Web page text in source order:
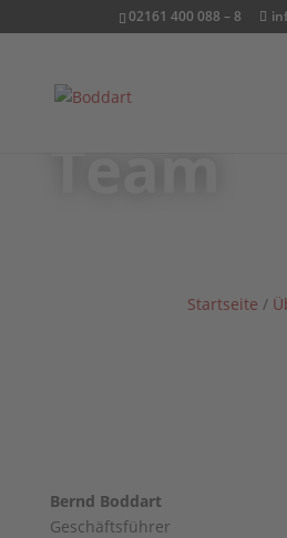
02161 400 088 – 8
Startseite /
Bernd Boddart
Geschäftsführer